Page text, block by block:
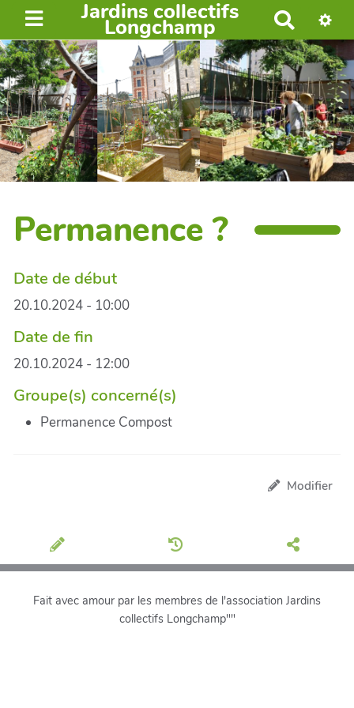
Jardins collectifs
Longchamp
e
c
h
e
r
c
h
e
Permanence ?
Date de début
20.10.2024 - 10:00
Date de fin
20.10.2024 - 12:00
Groupe(s) concerné(s)
Permanence Compost
Modifier
Fait avec amour par les membres de l'association Jardins
collectifs Longchamp""